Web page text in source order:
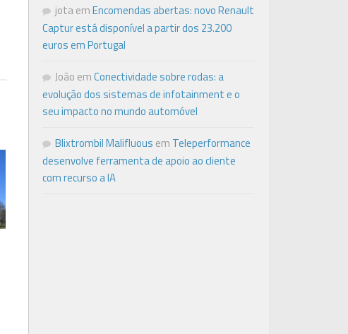
jotaemEncomendas abertas: novo Renault
Captur está disponível a partir dos 23.200
euros em Portugal
João emConectividade sobre rodas: a
evolução dos sistemas de infotainment e o
seu impacto no mundo automóvel
Blixtrombil Malifluous em Teleperformance
desenvolve ferramenta de apoio ao cliente
com recurso a IA